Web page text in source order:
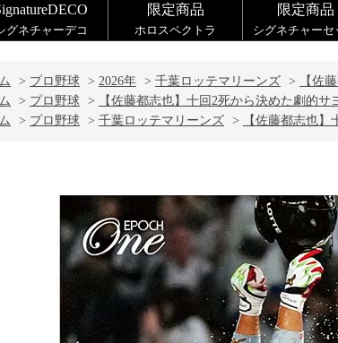
グネチャーデコ
限定商品
ホロスペクトラ
限定商品
シグネチャーセ
> プロ野球 > 2026年 > 千葉ロッテマリーンズ >
【佐
> プロ野球 >
【佐藤都志也】十回2死から決めた劇的サ
> プロ野球 > 千葉ロッテマリーンズ > 【佐藤都志也】